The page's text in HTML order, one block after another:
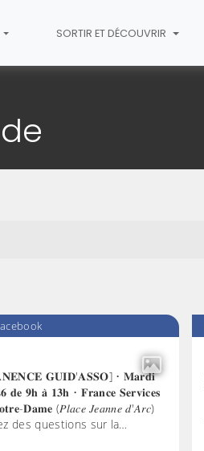
SORTIR ET DÉCOUVRIR
𝐆𝐔𝐈𝐃'𝐀𝐒𝐒𝐎] • 𝐌𝐚𝐫𝐝𝐢
𝐝𝐞 𝟗𝐡 𝐚̀ 𝟏𝟑𝐡 • 𝐅𝐫𝐚𝐧𝐜𝐞 𝐒𝐞𝐫𝐯𝐢𝐜𝐞𝐬
𝐃𝐚𝐦𝐞 (𝑃𝑙𝑎𝑐𝑒 𝐽𝑒𝑎𝑛𝑛𝑒 𝑑'𝐴𝑟𝑐)
des questions sur la…